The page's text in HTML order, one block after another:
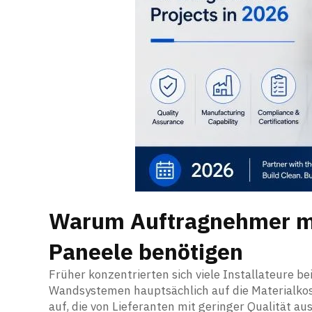
Warum Auftragnehmer
Paneele benötigen
Früher konzentrierten sich viele Installateure
Wandsystemen hauptsächlich auf die
auf, die von Lieferanten mit geringer Qualität